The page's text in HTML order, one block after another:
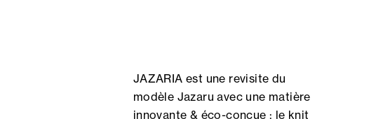
JAZARIA est une revisite du
modèle Jazaru avec une matière
innovante & éco-conçue : le knit